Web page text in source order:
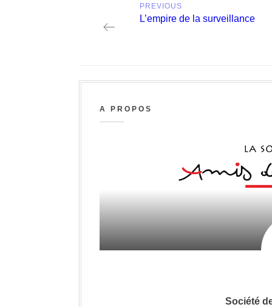
navigation
PREVIOUS
Previous
L’empire de la surveillance
A PROPOS
Société